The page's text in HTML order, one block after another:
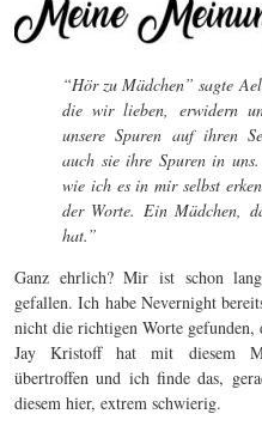
“Hör zu Mädchen” sagte
die wir lieben, erwidern
unsere Spuren auf ihren
auch sie ihre Spuren in
wie ich es in mir selbst
der Worte. Ein Mädchen,
hat.”
Ganz ehrlich? Mir ist schon
gefallen. Ich habe Nevernight
nicht die richtigen Worte gefunden,
Jay Kristoff hat mit diesem
übertroffen und ich finde das,
diesem hier, extrem schwierig.